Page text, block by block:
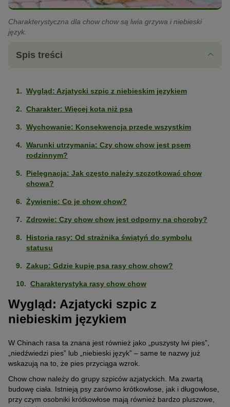
Charakterystyczna dla chow chow są lwia grzywa i niebieski
język.
Spis treści
Wygląd: Azjatycki szpic z niebieskim językiem
Charakter: Więcej kota niż psa
Wychowanie: Konsekwencja przede wszystkim
Warunki utrzymania: Czy chow chow jest psem
rodzinnym?
Pielęgnacja: Jak często należy szczotkować chow
chowa?
Żywienie: Co je chow chow?
Zdrowie: Czy chow chow jest odporny na choroby?
Historia rasy: Od strażnika świątyń do symbolu
statusu
Zakup: Gdzie kupię psa rasy chow chow?
Charakterystyka rasy chow chow
Wygląd: Azjatycki szpic z
niebieskim językiem
W Chinach rasa ta znana jest również jako „puszysty lwi pies”,
„niedźwiedzi pies” lub „niebieski język” – same te nazwy już
wskazują na to, że pies przyciąga wzrok.
Chow chow należy do grupy szpiców azjatyckich. Ma zwartą
budowę ciała. Istnieją psy zarówno krótkowłose, jak i długowłose,
przy czym osobniki krótkowłose mają również bardzo pluszowe,